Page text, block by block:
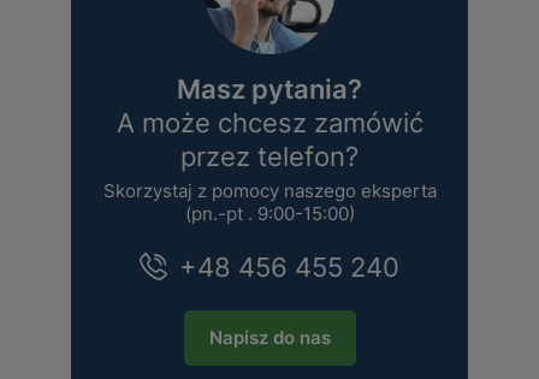
Masz pytania?
A może chcesz zamówić
przez telefon?
Skorzystaj z pomocy naszego eksperta
(pn.-pt . 9:00-15:00)
+48 456 455 240
Napisz do nas